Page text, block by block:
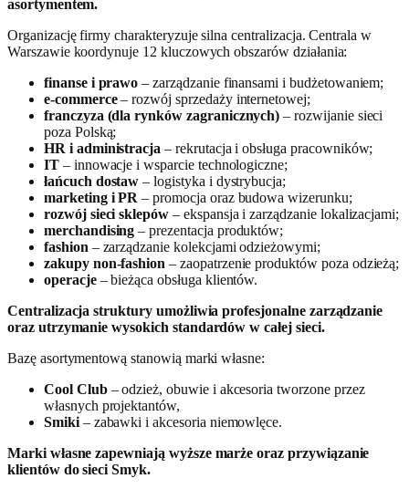
asortymentem.
Organizację firmy charakteryzuje silna centralizacja. Centrala w
Warszawie koordynuje 12 kluczowych obszarów działania:
finanse i prawo – zarządzanie finansami i budżetowaniem;
e-commerce– rozwój sprzedaży internetowej;
franczyza (dla rynków zagranicznych) – rozwijanie sieci
poza Polską;
HR i administracja – rekrutacja i obsługa pracowników;
IT– innowacje i wsparcie technologiczne;
łańcuch dostaw – logistyka i dystrybucja;
marketing i PR – promocja oraz budowa wizerunku;
rozwój sieci sklepów – ekspansja i zarządzanie lokalizacjami;
merchandising – prezentacja produktów;
fashion – zarządzanie kolekcjami odzieżowymi;
zakupy non-fashion – zaopatrzenie produktów poza odzieżą;
operacje– bieżąca obsługa klientów.
Centralizacja struktury umożliwia profesjonalne zarządzanie
oraz utrzymanie wysokich standardów w całej sieci.
Bazę asortymentową stanowią marki własne:
Cool Club– odzież, obuwie i akcesoria tworzone przez
własnych projektantów,
Smiki– zabawki i akcesoria niemowlęce.
Marki własne zapewniają wyższe marże oraz przywiązanie
klientów do sieci Smyk.